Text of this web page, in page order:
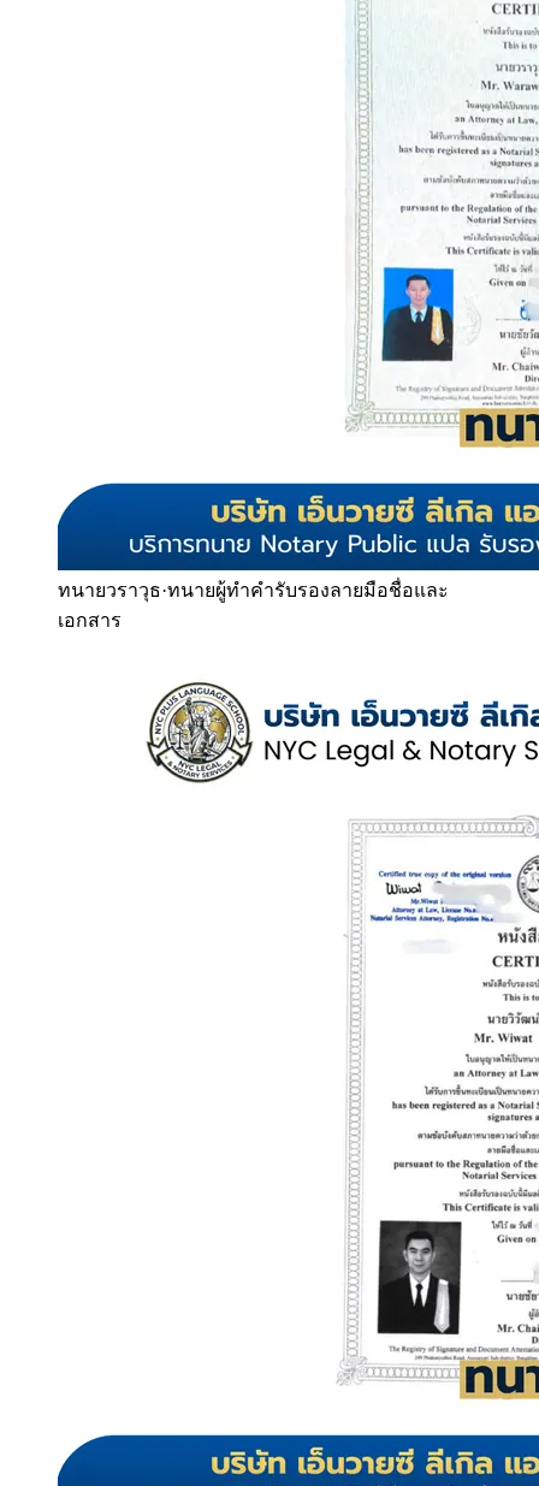
ทนายวราวุธ·ทนายผู้ทำคำรับรองลายมือชื่อและ
เอกสาร